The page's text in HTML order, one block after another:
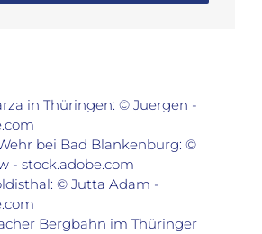
in Thüringen: © Juergen -
bei Bad Blankenburg: ©
- stock.adobe.com
© Jutta Adam -
Bergbahn im Thüringer